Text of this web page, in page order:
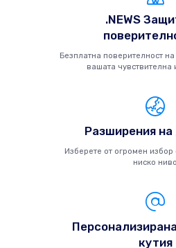
.NEWS
Безплатна поверителност
вашата
Разширения
Изберете от огромен
ниско ниво
кутия